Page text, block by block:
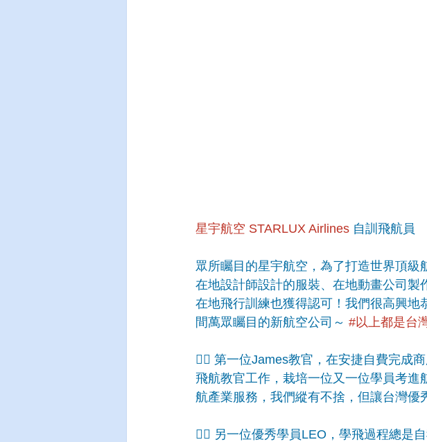
星宇航空 STARLUX Airlines 自訓飛航員
眾所矚目的星宇航空，為了打造世界頂
在地設計師設計的服裝、在地動畫公司
在地飛行訓練也獲得認可！我們很高興
間萬眾矚目的新航空公司～ #以上都是台
👨‍✈️ 第一位James教官，在安捷自費完成
飛航教官工作，栽培一位又一位學員考
航產業服務，我們縱有不捨，但讓台灣優
👨‍✈️ 另一位優秀學員LEO，學飛過程總是